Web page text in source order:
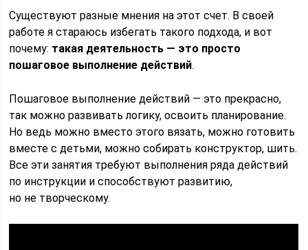
Существуют разные мнения на этот счет. В своей
работе я стараюсь избегать такого подхода, и вот
почему: такая деятельность — это просто
пошаговое выполнение действий.
Пошаговое выполнение действий — это прекрасно,
так можно развивать логику, освоить планирование.
Но ведь можно вместо этого вязать, можно готовить
вместе с детьми, можно собирать конструктор, шить.
Все эти занятия требуют выполнения ряда действий
по инструкции и способствуют развитию,
но не творческому.